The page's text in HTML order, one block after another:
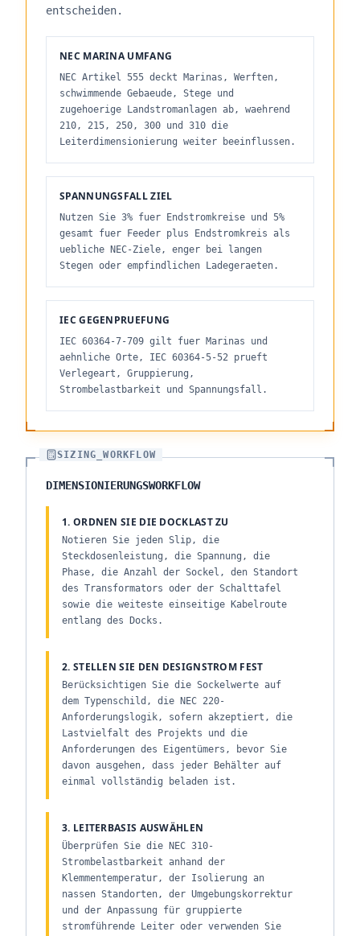
entscheiden.
NEC MARINA UMFANG
NEC Artikel 555 deckt Marinas, Werften,
schwimmende Gebaeude, Stege und
zugehoerige Landstromanlagen ab, waehrend
210, 215, 250, 300 und 310 die
Leiterdimensionierung weiter beeinflussen.
SPANNUNGSFALL ZIEL
Nutzen Sie 3% fuer Endstromkreise und 5%
gesamt fuer Feeder plus Endstromkreis als
uebliche NEC-Ziele, enger bei langen
Stegen oder empfindlichen Ladegeraeten.
IEC GEGENPRUEFUNG
IEC 60364-7-709 gilt fuer Marinas und
aehnliche Orte, IEC 60364-5-52 prueft
Verlegeart, Gruppierung,
Strombelastbarkeit und Spannungsfall.
SIZING_WORKFLOW
DIMENSIONIERUNGSWORKFLOW
1. ORDNEN SIE DIE DOCKLAST ZU
Notieren Sie jeden Slip, die
Steckdosenleistung, die Spannung, die
Phase, die Anzahl der Sockel, den Standort
des Transformators oder der Schalttafel
sowie die weiteste einseitige Kabelroute
entlang des Docks.
2. STELLEN SIE DEN DESIGNSTROM FEST
Berücksichtigen Sie die Sockelwerte auf
dem Typenschild, die NEC 220-
Anforderungslogik, sofern akzeptiert, die
Lastvielfalt des Projekts und die
Anforderungen des Eigentümers, bevor Sie
davon ausgehen, dass jeder Behälter auf
einmal vollständig beladen ist.
3. LEITERBASIS AUSWÄHLEN
Überprüfen Sie die NEC 310-
Strombelastbarkeit anhand der
Klemmentemperatur, der Isolierung an
nassen Standorten, der Umgebungskorrektur
und der Anpassung für gruppierte
stromführende Leiter oder verwenden Sie